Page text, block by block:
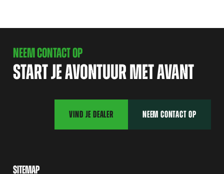
NEEM CONTACT OP
START JE AVONTUUR MET AVANT
VIND JE DEALER NEEM CONTACT OP
SITEMAP